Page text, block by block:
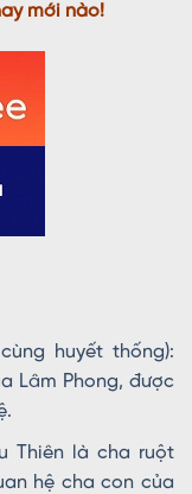
mới nào!
huyết thống):
Lâm Phong, được
Thiên là cha ruột
hệ cha con của